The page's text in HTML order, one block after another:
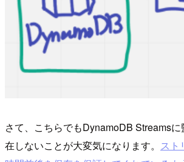
さて、こちらでもDynamoDB Streams
在しないことが大変気になります。 スト